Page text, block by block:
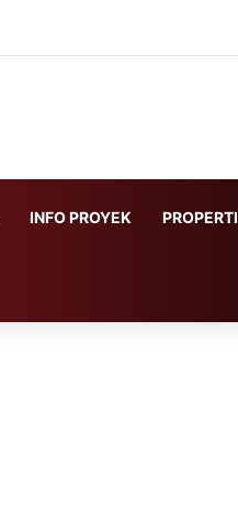
INFO PROYEK PROPERTI